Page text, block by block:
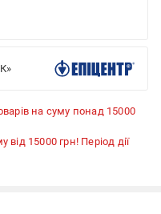
на суму понад 15000
15000 грн! Період дії